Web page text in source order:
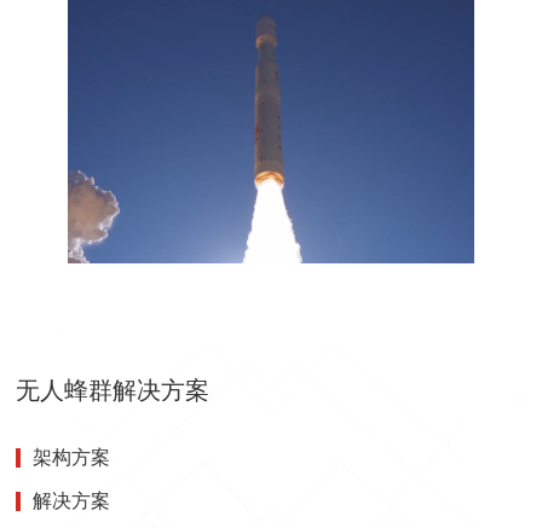
无人蜂群解决方案
架构方案
解决方案